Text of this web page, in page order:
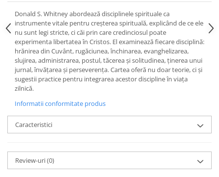
Donald S. Whitney abordează disciplinele spirituale ca
instrumente vitale pentru creșterea spirituală, explicând de ce ele
nu sunt legi stricte, ci căi prin care credinciosul poate
experimenta libertatea în Cristos. El examinează fiecare disciplină:
hrănirea din Cuvânt, rugăciunea, închinarea, evanghelizarea,
slujirea, administrarea, postul, tăcerea și solitudinea, ținerea unui
jurnal, învățarea și perseverența. Cartea oferă nu doar teorie, ci și
sugestii practice pentru integrarea acestor discipline în viața
zilnică.
Informatii conformitate produs
Caracteristici
Review-uri(0)